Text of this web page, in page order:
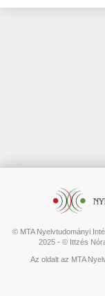
© MTA Nyelvtudományi
2025 - © Ittzés
Az oldalt az MTA